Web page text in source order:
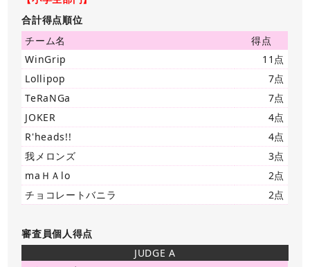
合計得点順位
チーム名
得点
WinGrip
11点
Lollipop
7点
TeRaNGa
7点
JOKER
4点
R'heads!!
4点
我メロンズ
3点
maＨＡlo
2点
チョコレートバニラ
2点
審査員個人得点
JUDGE A